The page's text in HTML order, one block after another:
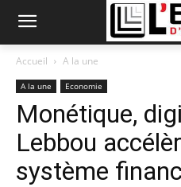
Accueil A la une
A la une Economie
Monétique,
Lebbou
système